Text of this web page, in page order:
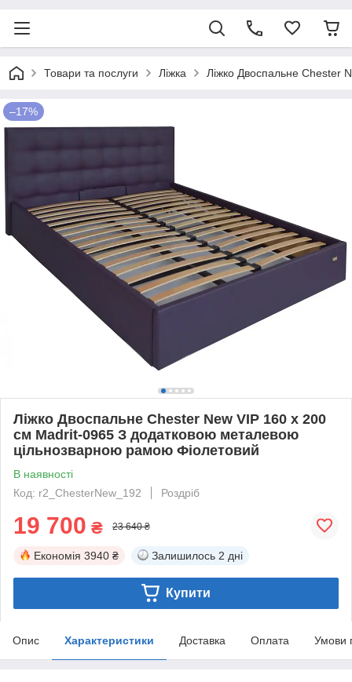
Товари та послуги Ліжка Ліжко Двоспальне Chester
–17%
Ліжко Двоспальне Chester New VIP 160 х 200
см Madrit-0965 З додатковою металевою
цільнозварною рамою Фіолетовий
В наявності
Код: r2_ChesterNew_192
Роздріб
19 700 ₴ 23 640 ₴
Економія 3940 ₴ Залишилось 2 дні
Купити
Опис Характеристики Доставка Оплата Умови